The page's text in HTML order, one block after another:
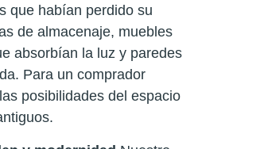
que habían perdido su
de almacenaje, muebles
absorbían la luz y paredes
Para un comprador
posibilidades del espacio